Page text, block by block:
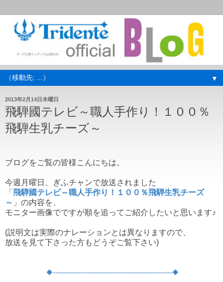
▼
2013年2月14日木曜日
飛騨國テレビ～職人手作り！１００％
飛騨生乳チーズ～
ブログをご覧の皆様こんにちは。
今週月曜日、ぎふチャンで放送されました
「 飛騨國テレビ～職人手作り！１００％飛騨生乳チーズ
～ 」の内容を、
モニター画像でですが順を追ってご紹介したいと思います♪
(説明文は実際のナレーションとは異なりますので、
放送を見て下さった方もどうぞご覧下さい)
◆------------------------------------------------◆